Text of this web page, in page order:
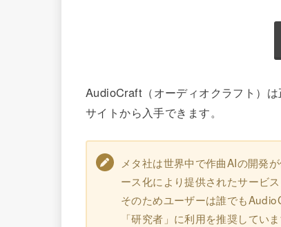
AudioCraft（オーディオクラフト）
サイトから入手できます。
メタ社は世界中で作曲AIの開発
ース化により提供されたサービ
そのためユーザーは誰でも
「研究者」に利用を推奨していま